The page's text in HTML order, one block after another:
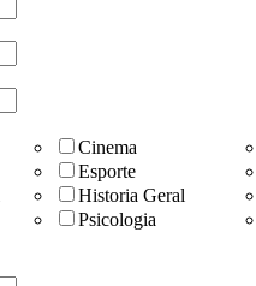
Cinema
Esporte
Historia Geral
Psicologia